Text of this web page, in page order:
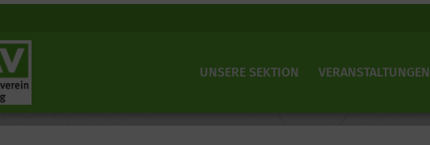
UNSERE SEKTION VERANSTALTUNGEN